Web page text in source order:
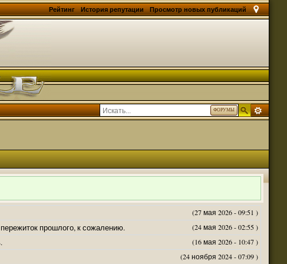
Просмотр новых публикаций
История репутации
Рейтинг
ФОРУМЫ
(27 мая 2026 - 09:51 )
(24 мая 2026 - 02:55 )
прошлого, к сожалению.
(16 мая 2026 - 10:47 )
(24 ноября 2024 - 07:09 )